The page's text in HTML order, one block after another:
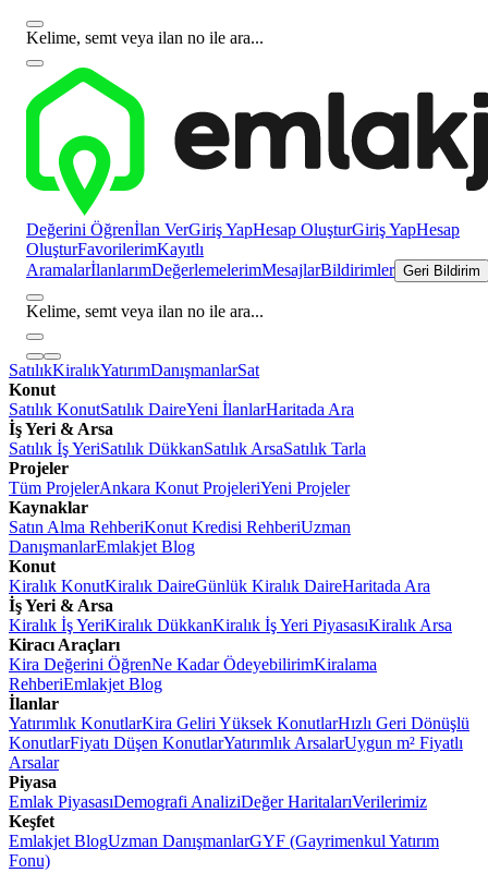
Kelime, semt veya ilan no ile ara...
Değerini Öğrenİlan VerGiriş YapHesap OluşturGiriş YapHesap
OluşturFavorilerimKayıtlı
AramalarİlanlarımDeğerlemelerimMesajlarBildirimler Geri Bildirim
Kelime, semt veya ilan no ile ara...
SatılıkKiralıkYatırımDanışmanlarSat
Konut
Satılık KonutSatılık DaireYeni İlanlarHaritada Ara
İş Yeri & Arsa
Satılık İş YeriSatılık DükkanSatılık ArsaSatılık Tarla
Projeler
Tüm ProjelerAnkara Konut ProjeleriYeni Projeler
Kaynaklar
Satın Alma RehberiKonut Kredisi RehberiUzman
DanışmanlarEmlakjet Blog
Konut
Kiralık KonutKiralık DaireGünlük Kiralık DaireHaritada Ara
İş Yeri & Arsa
Kiralık İş YeriKiralık DükkanKiralık İş Yeri PiyasasıKiralık Arsa
Kiracı Araçları
Kira Değerini ÖğrenNe Kadar ÖdeyebilirimKiralama
RehberiEmlakjet Blog
İlanlar
Yatırımlık KonutlarKira Geliri Yüksek KonutlarHızlı Geri Dönüşlü
KonutlarFiyatı Düşen KonutlarYatırımlık ArsalarUygun m² Fiyatlı
Arsalar
Piyasa
Emlak PiyasasıDemografi AnaliziDeğer HaritalarıVerilerimiz
Keşfet
Emlakjet BlogUzman DanışmanlarGYF (Gayrimenkul Yatırım
Fonu)